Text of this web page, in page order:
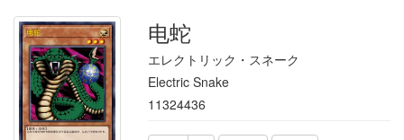
电蛇
エレクトリック・スネーク
Electric Snake
11324436